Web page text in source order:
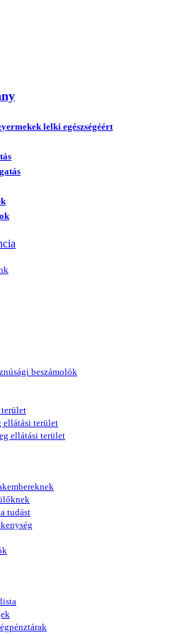
lelki egészségéért
beszámolók
terület
ellátási terület
ellátási terület
tudást